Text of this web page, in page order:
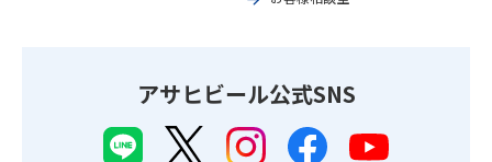
アサヒビール公式SNS